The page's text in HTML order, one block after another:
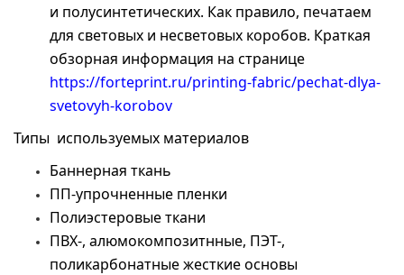
и полусинтетических. Как правило, печатаем
для световых и несветовых коробов. Краткая
обзорная информация на странице
https://forteprint.ru/printing-fabric/pechat-dlya-
svetovyh-korobov
Типы используемых материалов
Баннерная ткань
ПП-упрочненные пленки
Полиэстеровые ткани
ПВХ-, алюмокомпозитнные, ПЭТ-,
поликарбонатные жесткие основы